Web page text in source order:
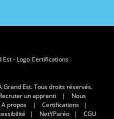
Grand Est. Tous droits réservés.
un apprenti | Nous
A propos| Certifications|
| NetYParéo| CGU